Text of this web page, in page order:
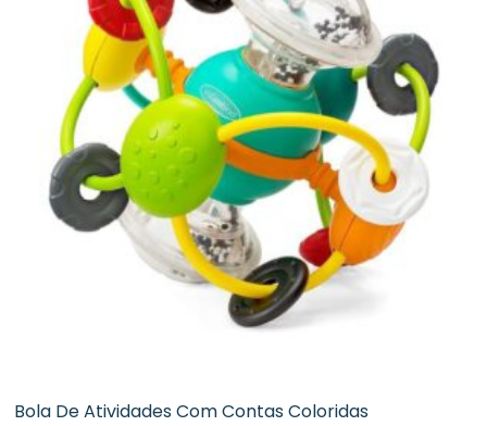
Bola De Atividades Com Contas Coloridas